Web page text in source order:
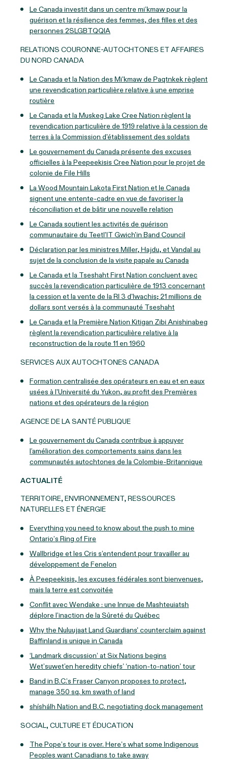
Le Canada investit dans un centre mi’kmaw pour la
guérison et la résilience des femmes, des filles et des
personnes 2SLGBTQQIA
RELATIONS COURONNE-AUTOCHTONES ET AFFAIRES
DU NORD CANADA
Le Canada et la Nation des Mi'kmaw de Paqtnkek règlent
une revendication particulière relative à une emprise
routière
Le Canada et la Muskeg Lake Cree Nation règlent la
revendication particulière de 1919 relative à la cession de
terres à la Commission d'établissement des soldats
Le gouvernement du Canada présente des excuses
officielles à la Peepeekisis Cree Nation pour le projet de
colonie de File Hills
La Wood Mountain Lakota First Nation et le Canada
signent une entente-cadre en vue de favoriser la
réconciliation et de bâtir une nouvelle relation
Le Canada soutient les activités de guérison
communautaire du Teetl'IT Gwich'in Band Council
Déclaration par les ministres Miller, Hajdu, et Vandal au
sujet de la conclusion de la visite papale au Canada
Le Canada et la Tseshaht First Nation concluent avec
succès la revendication particulière de 1913 concernant
la cession et la vente de la RI 3 d'Iwachis; 21 millions de
dollars sont versés à la communauté Tseshaht
Le Canada et la Première Nation Kitigan Zibi Anishinabeg
règlent la revendication particulière relative à la
reconstruction de la route 11 en 1960
SERVICES AUX AUTOCHTONES CANADA
Formation centralisée des opérateurs en eau et en eaux
usées à l'Université du Yukon, au profit des Premières
nations et des opérateurs de la région
AGENCE DE LA SANTÉ PUBLIQUE
Le gouvernement du Canada contribue à appuyer
l’amélioration des comportements sains dans les
communautés autochtones de la Colombie-Britannique
ACTUALITÉ
TERRITOIRE, ENVIRONNEMENT, RESSOURCES
NATURELLES ET ÉNERGIE
Everything you need to know about the push to mine
Ontario’s Ring of Fire
Wallbridge et les Cris s’entendent pour travailler au
développement de Fenelon
À Peepeekisis, les excuses fédérales sont bienvenues,
mais la terre est convoitée
Conflit avec Wendake : une Innue de Mashteuiatsh
déplore l’inaction de la Sûreté du Québec
Why the Nuluujaat Land Guardians' counterclaim against
Baffinland is unique in Canada
‘Landmark discussion’ at Six Nations begins
Wet’suwet’en heredity chiefs’ ‘nation-to-nation’ tour
Band in B.C.’s Fraser Canyon proposes to protect,
manage 350 sq. km swath of land
shíshálh Nation and B.C. negotiating dock management
SOCIAL, CULTURE ET ÉDUCATION
The Pope’s tour is over. Here’s what some Indigenous
Peoples want Canadians to take away